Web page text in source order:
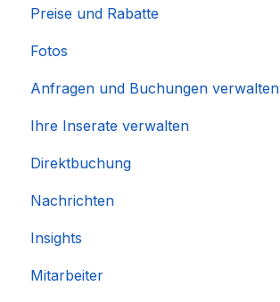
Preise und Rabatte
Fotos
Anfragen und Buchungen verwalten
Ihre Inserate verwalten
Direktbuchung
Nachrichten
Insights
Mitarbeiter